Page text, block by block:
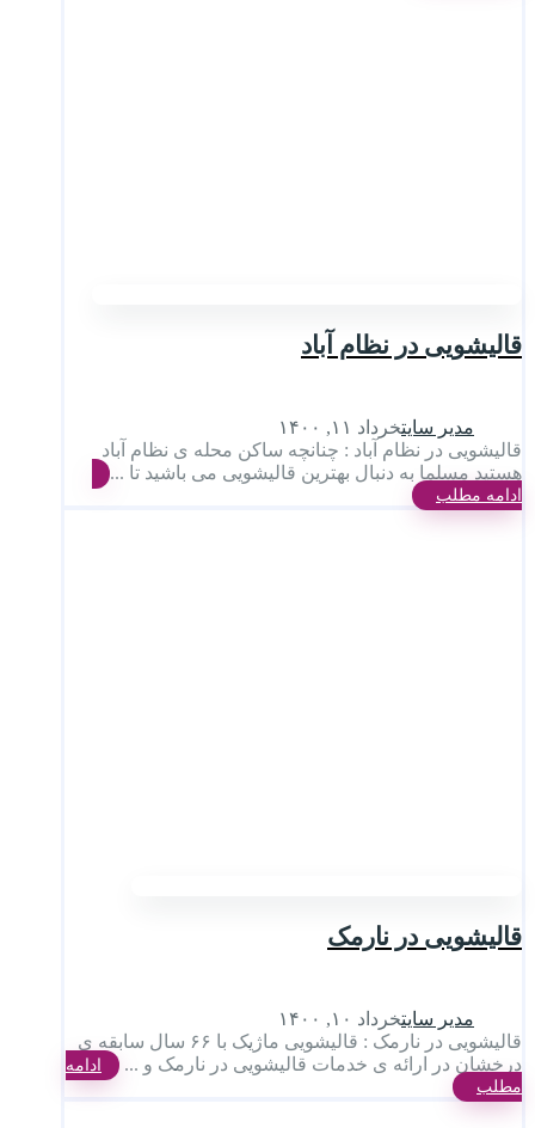
قالیشویی در نظام آباد
مدیر سایتخرداد ۱۱, ۱۴۰۰
قالیشویی در نظام آباد : چنانچه ساکن محله ی نظام آباد
هستید مسلما به دنبال بهترین قالیشویی می باشید تا ...
ادامه مطلب
قالیشویی در نارمک
مدیر سایتخرداد ۱۰, ۱۴۰۰
قالیشویی در نارمک : قالیشویی ماژیک با ۶۶ سال سابقه ی
درخشان در ارائه ی خدمات قالیشویی در نارمک و ...
ادامه
مطلب